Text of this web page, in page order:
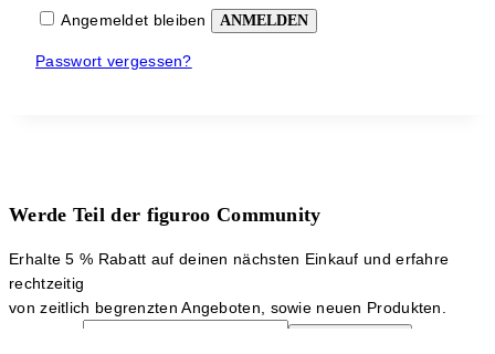
Angemeldet bleiben ANMELDEN
Passwort vergessen?
Werde Teil der figuroo Community
Erhalte 5 % Rabatt auf deinen nächsten Einkauf und erfahre
rechtzeitig
von zeitlich begrenzten Angeboten, sowie neuen Produkten.